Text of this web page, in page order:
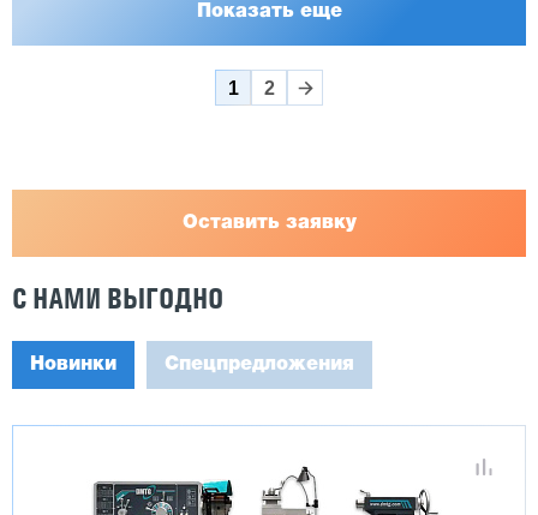
Показать еще
1 2
Оставить заявку
С НАМИ ВЫГОДНО
Новинки Спецпредложения